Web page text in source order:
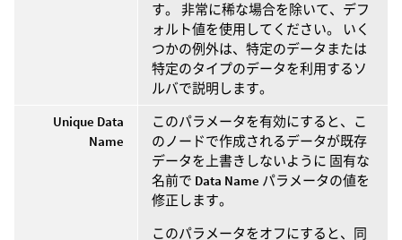
す。 非常に稀な場合を除いて、デフ
ォルト値を使用してください。 いく
つかの例外は、特定のデータまたは
特定のタイプのデータを利用するソ
ルバで説明します。
Unique Data
Name
このパラメータを有効にすると、こ
のノードで作成されるデータが既存
データを上書きしないように 固有な
名前で Data Name パラメータの値を
修正します。
このパラメータをオフにすると、同